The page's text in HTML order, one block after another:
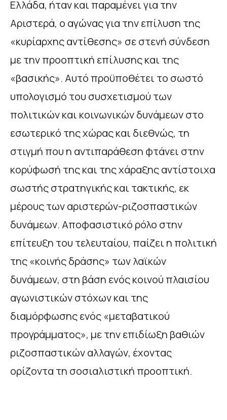
Ελλάδα, ήταν και παραμένει για την
Αριστερά, ο αγώνας για την επίλυση της
«κυρίαρχης αντίθεσης» σε στενή σύνδεση
με την προοπτική επίλυσης και της
«βασικής». Αυτό προϋποθέτει το σωστό
υπολογισμό του συσχετισμού των
πολιτικών και κοινωνικών δυνάμεων στο
εσωτερικό της χώρας και διεθνώς, τη
στιγμή που η αντιπαράθεση φτάνει στην
κορύφωσή της και της χάραξης αντίστοιχα
σωστής στρατηγικής και τακτικής, εκ
μέρους των αριστερών-ριζοσπαστικών
δυνάμεων. Αποφασιστικό ρόλο στην
επίτευξη του τελευταίου, παίζει η πολιτική
της «κοινής δράσης» των λαϊκών
δυνάμεων, στη βάση ενός κοινού πλαισίου
αγωνιστικών στόχων και της
διαμόρφωσης ενός «μεταβατικού
προγράμματος», με την επιδίωξη βαθιών
ριζοσπαστικών αλλαγών, έχοντας
ορίζοντα τη σοσιαλιστική προοπτική.